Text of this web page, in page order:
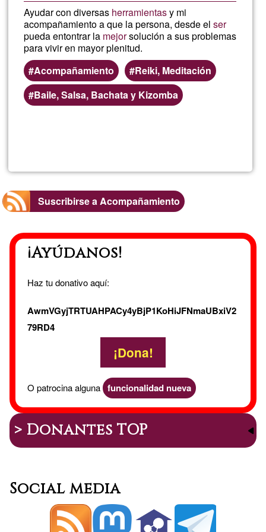
Ayudar con diversas herramientasy mi
acompañamiento a que la persona, desde elser
pueda entontrar la mejorsolución a sus problemas
para vivir en mayor plenitud.
Acompañamiento
Reiki, Meditación
Baile, Salsa, Bachata y Kizomba
Rosa
Suscribirse a Acompañamiento
¡Ayúdanos!
Haz tu donativo aquí:
AwmVGyjTRTUAHPACy4yBjP1KoHiJFNmaUBxiV2
79RD4
¡Dona!
O patrocina alguna funcionalidad nueva
> Donantes TOP
Social media